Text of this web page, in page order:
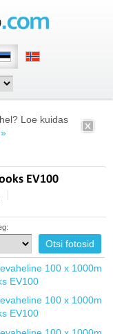
Loe kuidas
EV100